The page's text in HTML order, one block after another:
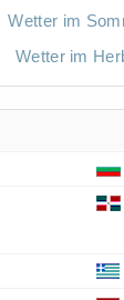
Wetter im
Wetter im